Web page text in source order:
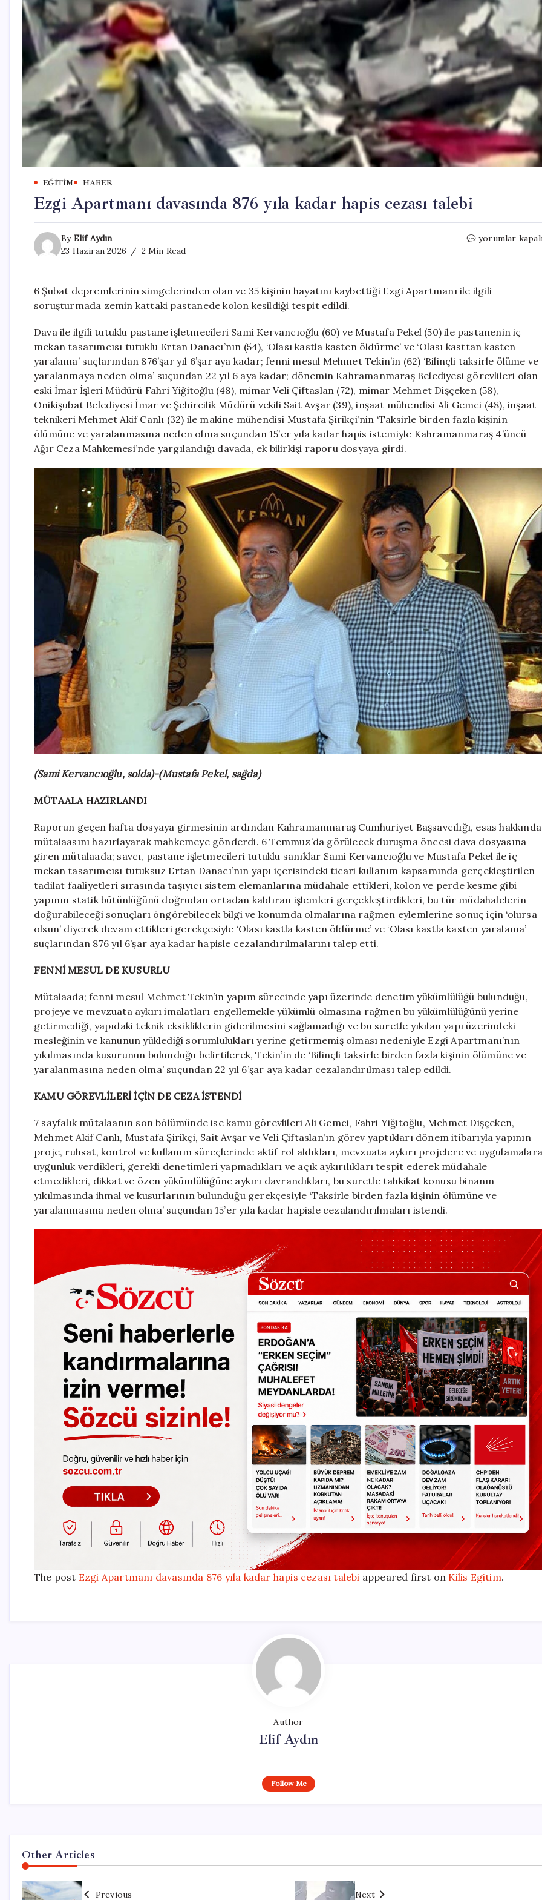
EĞITIM HABER
Ezgi Apartmanı davasında 876 yıla kadar hapis cezası talebi
By Elif Aydın
23 Haziran 2026
2 Min Read
Ezgi
yıla
talebi
için
yorumlar
6 Şubat depremlerinin simgelerinden olan ve 35 kişinin hayatını kaybettiği Ezgi Apartmanı ile ilgili
soruşturmada zemin kattaki pastanede kolon kesildiği tespit edildi.
Dava ile ilgili tutuklu pastane işletmecileri Sami Kervancıoğlu (60) ve Mustafa Pekel (50) ile pastanenin iç
mekan tasarımcısı tutuklu Ertan Danacı’nın (54), ‘Olası kastla kasten öldürme’ ve ‘Olası kasttan kasten
yaralama’ suçlarından 876’şar yıl 6’şar aya kadar; fenni mesul Mehmet Tekin’in (62) ‘Bilinçli taksirle ölüme ve
yaralanmaya neden olma’ suçundan 22 yıl 6 aya kadar; dönemin Kahramanmaraş Belediyesi görevlileri olan
eski İmar İşleri Müdürü Fahri Yiğitoğlu (48), mimar Veli Çiftaslan (72), mimar Mehmet Dişçeken (58),
Onikişubat Belediyesi İmar ve Şehircilik Müdürü vekili Sait Avşar (39), inşaat mühendisi Ali Gemci (48), inşaat
teknikeri Mehmet Akif Canlı (32) ile makine mühendisi Mustafa Şirikçi’nin ‘Taksirle birden fazla kişinin
ölümüne ve yaralanmasına neden olma suçundan 15’er yıla kadar hapis istemiyle Kahramanmaraş 4’üncü
Ağır Ceza Mahkemesi’nde yargılandığı davada, ek bilirkişi raporu dosyaya girdi.
(Sami Kervancıoğlu, solda)-(Mustafa Pekel, sağda)
MÜTAALA HAZIRLANDI
Raporun geçen hafta dosyaya girmesinin ardından Kahramanmaraş Cumhuriyet Başsavcılığı, esas hakkında
mütalaasını hazırlayarak mahkemeye gönderdi. 6 Temmuz’da görülecek duruşma öncesi dava dosyasına
giren mütalaada; savcı, pastane işletmecileri tutuklu sanıklar Sami Kervancıoğlu ve Mustafa Pekel ile iç
mekan tasarımcısı tutuksuz Ertan Danacı’nın yapı içerisindeki ticari kullanım kapsamında gerçekleştirilen
tadilat faaliyetleri sırasında taşıyıcı sistem elemanlarına müdahale ettikleri, kolon ve perde kesme gibi
yapının statik bütünlüğünü doğrudan ortadan kaldıran işlemleri gerçekleştirdikleri, bu tür müdahalelerin
doğurabileceği sonuçları öngörebilecek bilgi ve konumda olmalarına rağmen eylemlerine sonuç için ‘olursa
olsun’ diyerek devam ettikleri gerekçesiyle ‘Olası kastla kasten öldürme’ ve ‘Olası kastla kasten yaralama’
suçlarından 876 yıl 6’şar aya kadar hapisle cezalandırılmalarını talep etti.
FENNİ MESUL DE KUSURLU
Mütalaada; fenni mesul Mehmet Tekin’in yapım sürecinde yapı üzerinde denetim yükümlülüğü bulunduğu,
projeye ve mevzuata aykırı imalatları engellemekle yükümlü olmasına rağmen bu yükümlülüğünü yerine
getirmediği, yapıdaki teknik eksikliklerin giderilmesini sağlamadığı ve bu suretle yıkılan yapı üzerindeki
mesleğinin ve kanunun yüklediği sorumlulukları yerine getirmemiş olması nedeniyle Ezgi Apartmanı’nın
yıkılmasında kusurunun bulunduğu belirtilerek, Tekin’in de ‘Bilinçli taksirle birden fazla kişinin ölümüne ve
yaralanmasına neden olma’ suçundan 22 yıl 6’şar aya kadar cezalandırılması talep edildi.
KAMU GÖREVLİLERİ İÇİN DE CEZA İSTENDİ
7 sayfalık mütalaanın son bölümünde ise kamu görevlileri Ali Gemci, Fahri Yiğitoğlu, Mehmet Dişçeken,
Mehmet Akif Canlı, Mustafa Şirikçi, Sait Avşar ve Veli Çiftaslan’ın görev yaptıkları dönem itibarıyla yapının
proje, ruhsat, kontrol ve kullanım süreçlerinde aktif rol aldıkları, mevzuata aykırı projelere ve
uygunluk verdikleri, gerekli denetimleri yapmadıkları ve açık aykırılıkları tespit ederek müdahale
etmedikleri, dikkat ve özen yükümlülüğüne aykırı davrandıkları, bu suretle tahkikat konusu binanın
yıkılmasında ihmal ve kusurlarının bulunduğu gerekçesiyle ‘Taksirle birden fazla kişinin ölümüne ve
yaralanmasına neden olma’ suçundan 15’er yıla kadar hapisle cezalandırılmaları istendi.
The post Ezgi Apartmanı davasında 876 yıla kadar hapis cezası talebi appeared first on Kilis Egitim.
Author
Elif Aydın
Follow Me
Other Articles
Previous Next